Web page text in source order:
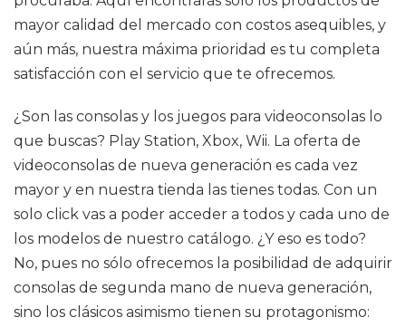
mayor calidad del mercado con costos asequibles, y
aún más, nuestra máxima prioridad es tu completa
satisfacción con el servicio que te ofrecemos.
¿Son las consolas y los juegos para videoconsolas lo
que buscas? Play Station, Xbox, Wii. La oferta de
videoconsolas de nueva generación es cada vez
mayor y en nuestra tienda las tienes todas. Con un
solo click vas a poder acceder a todos y cada uno de
los modelos de nuestro catálogo. ¿Y eso es todo?
No, pues no sólo ofrecemos la posibilidad de adquirir
consolas de segunda mano de nueva generación,
sino los clásicos asimismo tienen su protagonismo: